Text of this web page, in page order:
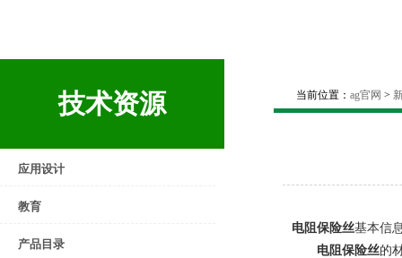
技术资源
应用设计
教育
产品目录
当前位置： ag官网 >
电阻保险丝基本信
电阻保险丝的